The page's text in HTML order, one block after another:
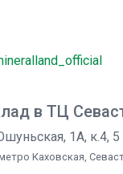
в ТЦ
1А, к.4,
Каховская,